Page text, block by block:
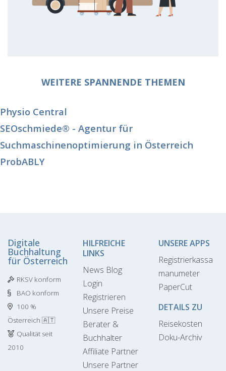
WEITERE SPANNENDE THEMEN
Physio Central
SEOschmiede® - Agentur für
Suchmaschinenoptimierung in Österreich
ProbABLY
Digitale
Buchhaltung
für Österreich
RKSV konform
BAO konform
100 %
Österreich 🇦🇹
Qualität seit
2010
HILFREICHE
LINKS
News Blog
Login
Registrieren
Unsere Preise
Berater &
Buchhalter
Affiliate Partner
Unsere Partner
UNSERE APPS
Registrierkassa
manumeter
PaperCut
DETAILS ZU
Reisekosten
Doku-Archiv